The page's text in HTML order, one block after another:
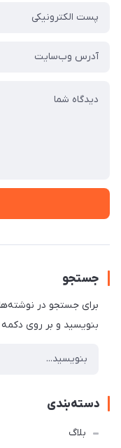
جستجو
برای جستجو در
بنویسید و بر روی
دسته‌بندی
بلاگ